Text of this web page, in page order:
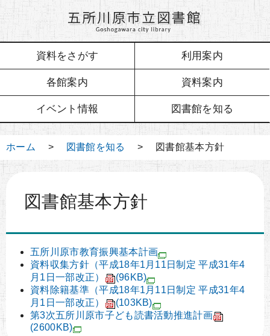
資料をさがす 利用案内
各館案内 資料案内
イベント情報 図書館を知る
ホーム > 図書館を知る > 図書館基本方針
図書館基本方針
五所川原市教育振興基本計画
資料収集方針（平成18年1月11日制定 平成31年4
月1日一部改正）
(96KB)
資料除籍基準（平成18年1月11日制定 平成31年4
月1日一部改正）
(103KB)
第3次五所川原市子ども読書活動推進計画
(2600KB)